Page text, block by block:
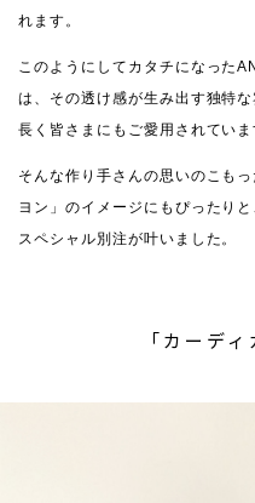
れます。
このようにしてカタチになった
は、その透け感が生み出す独特
長く皆さまにもご愛用されていま
そんな作り手さんの思いのこも
ヨン」のイメージにもぴったり
スペシャル別注が叶いました。
「カーデ